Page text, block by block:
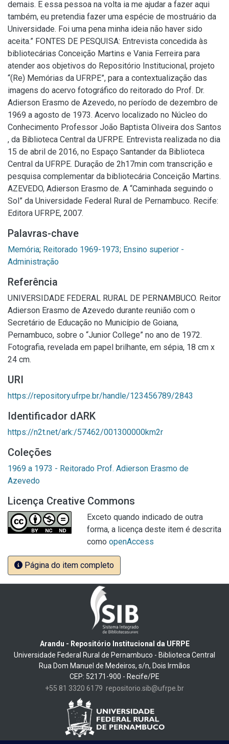
demais. E essa pessoa na volta ia me ajudar a fazer aqui
também, eu pretendia fazer uma espécie de mostruário da
Universidade. Foi uma pena minha ideia não haver sido
aceita.” FONTES DE PESQUISA: Entrevista concedida às
bibliotecárias Conceição Martins e Vania Ferreira para
atender aos objetivos do Repositório Institucional, projeto
“(Re) Memórias da UFRPE”, para a contextualização das
imagens do acervo fotográfico do reitorado do Prof. Dr.
Adierson Erasmo de Azevedo, no período de dezembro de
1969 a agosto de 1973. Acervo localizado no Núcleo do
Conhecimento Professor João Baptista Oliveira dos Santos
, da Biblioteca Central da UFRPE. Entrevista realizada no dia
15 de abril de 2016, no Espaço Santander da Biblioteca
Central da UFRPE. Duração de 2h17min com transcrição e
pesquisa complementar da bibliotecária Conceição Martins.
AZEVEDO, Adierson Erasmo de. A “Caminhada seguindo o
Sol” da Universidade Federal Rural de Pernambuco. Recife:
Editora UFRPE, 2007.
Palavras-chave
Memória; Reitorado 1969-1973; Ensino superior -
Administração
Referência
UNIVERSIDADE FEDERAL RURAL DE PERNAMBUCO. Reitor
Adierson Erasmo de Azevedo durante reunião com o
Secretário de Educação no Município de Goiana,
Pernambuco, sobre o “Junior College” no ano de 1972.
Fotografia, revelada em papel brilhante, em sépia, 18 cm x
24 cm.
URI
https://repository.ufrpe.br/handle/123456789/2843
Identificador dARK
https://n2t.net/ark:/57462/001300000km2r
Coleções
1969 a 1973 - Reitorado Prof. Adierson Erasmo de
Azevedo
Licença Creative Commons
Exceto quando indicado de outra
forma, a licença deste item é descrita
como openAccess
Página do item completo
Arandu - Repositório Institucional da UFRPE
Universidade Federal Rural de Pernambuco - Biblioteca Central
Rua Dom Manuel de Medeiros, s/n, Dois Irmãos
CEP: 52171-900 - Recife/PE
+55 81 3320 6179 repositorio.sib@ufrpe.br